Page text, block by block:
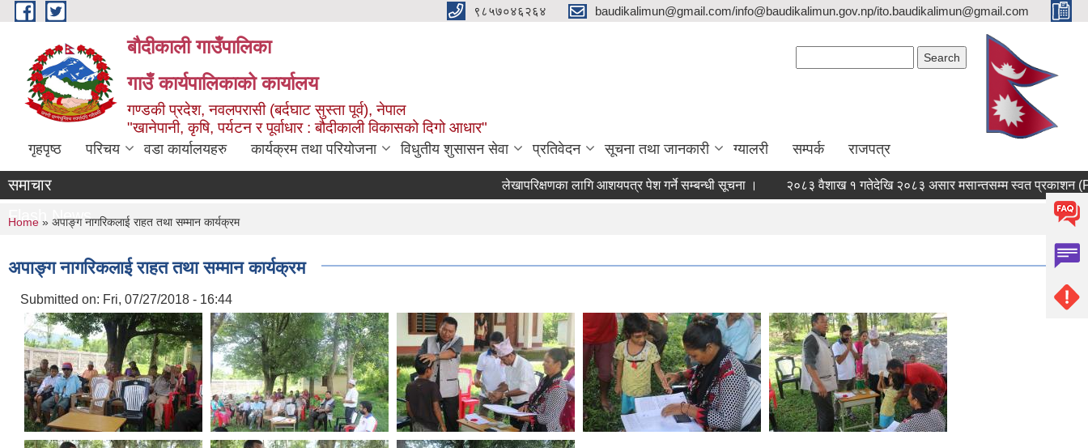
Skip to main content ९८५७०४६२६४ baudikalimun@gmail.com/info@baudikalimun.gov.np/ito.baudikalimun@gmail.com
बौदीकाली गाउँपालिका
गाउँ कार्यपालिकाको कार्यालय
गण्डकी प्रदेश, नवलपरासी (बर्दघाट सुस्ता पूर्व), नेपाल
"खानेपानी, कृषि, पर्यटन र पूर्वाधार : बौदीकाली विकासको दिगो आधार"
गृहपृष्ठ परिचय वडा कार्यालयहरु कार्यक्रम तथा परियोजना विधुतीय शुसासन सेवा प्रतिवेदन सूचना तथा जानकारी ग्यालरी सम्पर्क राजपत्र
समाचार लेखापरिक्षणका लागि आशयपत्र पेश गर्ने सम्बन्धी सूचना । २०८३ वैशाख १ गतेदेखि २०८३ असार मसान्तसम्म स्वत प्रकाशन
Flash News
You are here
Home » अपाङ्ग नागरिकलाई राहत तथा सम्मान कार्यक्रम
अपाङ्ग नागरिकलाई राहत तथा सम्मान कार्यक्रम
Submitted on: Fri, 07/27/2018 - 16:44